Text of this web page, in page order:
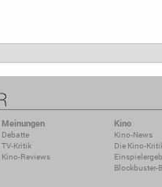
Meinungen
Debatte
TV-Kritik
Kino-Reviews
Kino
Kino-News
Die Kino-
Blockbuster-